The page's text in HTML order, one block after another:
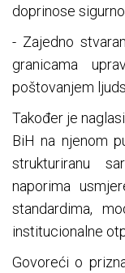
doprinose
- Zajedno
granicama
poštovanjem
Također je
BiH na njenom
strukturiranu
naporima
standardima,
institucionalne
Govoreći o